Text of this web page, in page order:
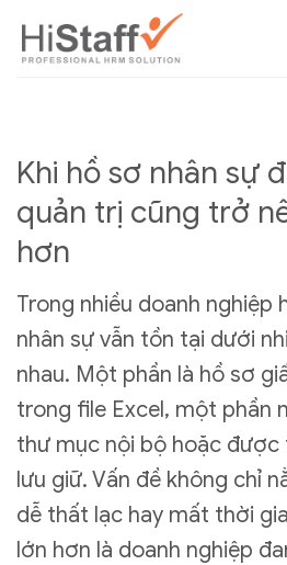
Khi hồ sơ nhân sự
quản trị cũng trở
hơn
Trong nhiều doanh nghiệp
nhân sự vẫn tồn tại dưới
nhau. Một phần là hồ sơ
trong file Excel, một phần
thư mục nội bộ hoặc
lưu giữ. Vấn đề không chỉ
dễ thất lạc hay mất thời
lớn hơn là doanh nghiệp